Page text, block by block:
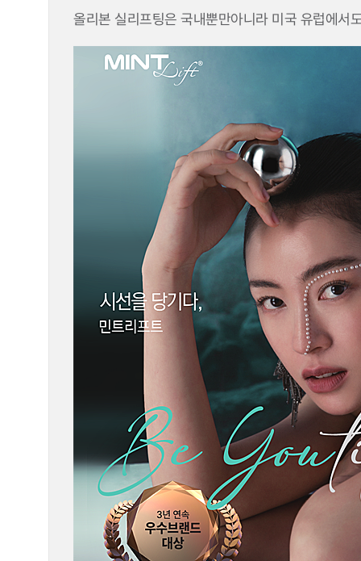
올리본 실리프팅은 국내뿐만아니라 미국 유럽에서